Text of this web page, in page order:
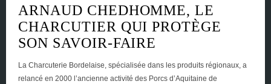
Bretagne
Centre
Champagne-Ardenne
ARNAUD CHEDHOMME, LE
CHARCUTIER QUI PROTÈGE
SON SAVOIR-FAIRE
La Charcuterie Bordelaise, spécialisée dans les produits régionaux, a
relancé en 2000 l’ancienne activité des Porcs d’Aquitaine de